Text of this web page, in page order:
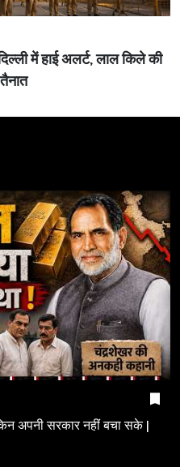
में हाई अलर्ट, लाल किले की
अपनी सरकार नहीं बचा सके |